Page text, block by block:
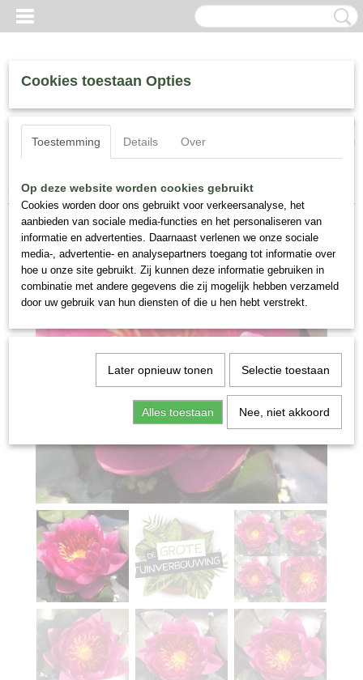
Inloggen Registreren
(0)
Home >Waterlelies>Nymphaea "James Brydon"
Cookies toestaan Opties
Toestemming Details Over
Op deze website worden cookies gebruikt
Cookies worden door ons gebruikt voor verkeersanalyse, het
aanbieden van sociale media-functies en het personaliseren van
informatie en advertenties. Daarnaast verlenen we onze sociale
media-, advertentie- en analysepartners toegang tot informatie over
hoe u onze site gebruikt. Zij kunnen deze informatie gebruiken in
combinatie met andere gegevens die zij mogelijk hebben verzameld
door uw gebruik van hun diensten of die u hen hebt verstrekt.
Later opnieuw tonen Selectie toestaan
Alles toestaan Nee, niet akkoord